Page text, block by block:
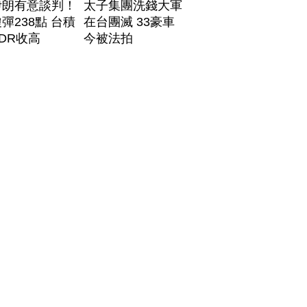
有意談判！
238點 台積
收高
太子集團洗錢大軍
在台團滅 33豪車
今被法拍